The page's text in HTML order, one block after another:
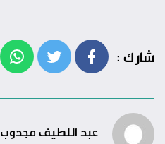
شارك :
عبد اللطيف مجدوب